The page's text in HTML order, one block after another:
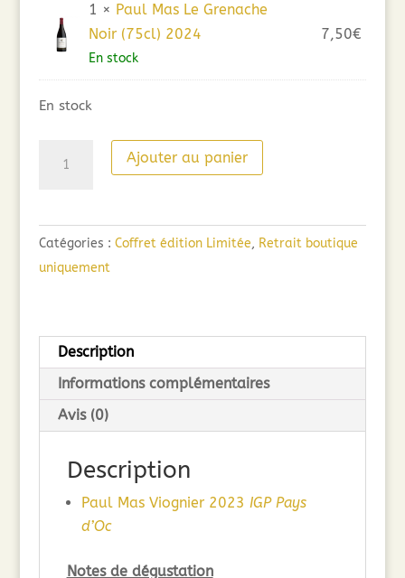
1 × Paul Mas Le Grenache
Noir (75cl) 2024
En stock
7,50€
En stock
vins
édition
limitée
Ajouter au panier
Catégories : Coffret édition Limitée, Retrait boutique
uniquement
Description
Informations complémentaires
Avis (0)
Description
Paul Mas Viognier 2023 IGP Pays
d’Oc
Notes de dégustation